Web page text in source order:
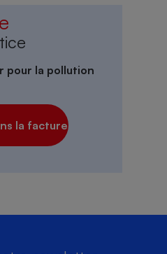
pour la pollution
la facture